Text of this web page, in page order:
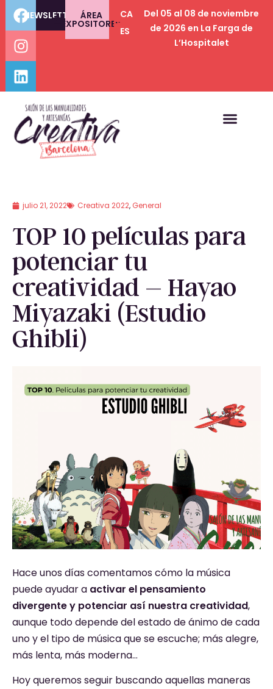
Del 05 al 08 de noviembre
de 2026 en La Farga de
L’Hospitalet
NEWSLETTER ÁREA
EXPOSITORES
CA
ES
julio 21, 2022 Creativa 2022, General
TOP 10 películas para
potenciar tu
creatividad – Hayao
Miyazaki (Estudio
Ghibli)
Hace unos días comentamos cómo la música
puede ayudar a activar el pensamiento
divergente y potenciar así nuestra creatividad,
aunque todo depende del estado de ánimo de cada
uno y el tipo de música que se escuche; más alegre,
más lenta, más moderna…
Hoy queremos seguir buscando aquellas maneras